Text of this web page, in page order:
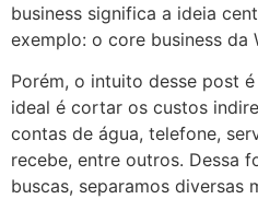
business significa a ideia
exemplo: o core business da
Porém, o intuito desse post
ideal é cortar os custos
contas de água, telefone,
recebe, entre outros. Dessa
buscas, separamos diversas